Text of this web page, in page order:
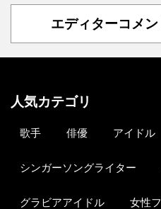
エディターコメ
人気カテゴリ
歌手 俳優 アイドル
シンガーソングライター
グラビアアイドル 女性